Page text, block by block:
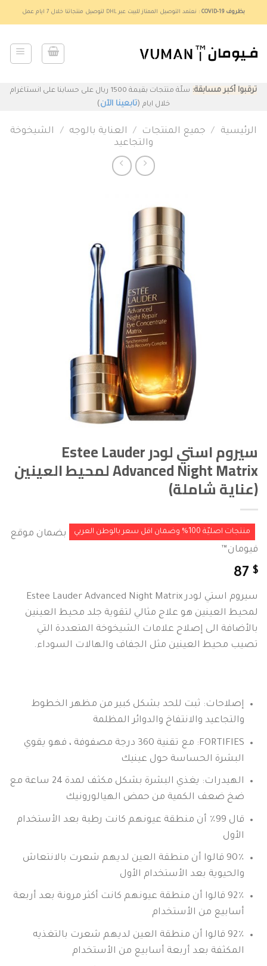
to
بظروف COVID-19 : نعتمد التوصيل الممتاز للبيت عبر DHL لتوصيل منتجاتنا خلال 7 ايام عمل
ترقبوا أكبر مسابقة:
سلّة منتجات بقيمة 1500 ريال على حسابنا على انستاغرام
خلال ايام (تابعينا الآن )
الرئيسية / جميع المنتجات / العناية بالوجه /
الشيخوخة
والتجاعيد
سيروم استي لودر Estee Lauder
Advanced Night Matrix لمحيط العينين
(عناية شاملة)
منتجات اصليّة 100% وضمان اقل سعر بالوطن العربي
بضمان موقع
فيومان™
87 $
سيروم استي لودر Estee Lauder Advanced Night Matrix
لمحيط العينين هو علاج مثالي لتقوية جلد محيط العينين
بالأضافة الى إصلاح علامات الشيخوخة المتعددة التي
تصيب محيط العينين مثل الجفاف والهالات السوداء.
إصلاحات: ثبت للحد بشكل كبير من مظهر الخطوط
والتجاعيد والانتفاخ والدوائر المظلمة
FORTIFIES: مع تقنية 360 درجة مصفوفة ، فهو يقوي
البشرة الحساسة حول عينيك
الهيدرات: يغذي البشرة بشكل مكثف لمدة 24 ساعة مع
ضخ ضعف الكمية من حمض الهيالورونيك
قال 99٪ أن منطقة عيونهم كانت رطبة بعد الأستخدام
الأول
90٪ قالوا أن منطقة العين لديهم شعرت بالانتعاش
والحيوية بعد الأستخدام الأول
92٪ قالوا أن منطقة عيونهم كانت أكثر مرونة بعد أربعة
أسابيع من الأستخدام
92٪ قالوا أن منطقة العين لديهم شعرت بالتغذيه
المكثفة بعد أربعة أسابيع من الأستخدام